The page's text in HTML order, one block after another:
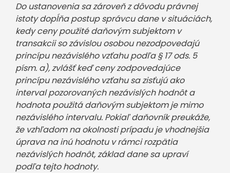
Do ustanovenia sa zároveň z dôvodu právnej
istoty dopĺňa postup správcu dane v situáciách,
kedy ceny použité daňovým subjektom v
transakcii so závislou osobou nezodpovedajú
princípu nezávislého vzťahu podľa § 17 ods. 5
písm. a), zvlášť keď ceny zodpovedajúce
princípu nezávislého vzťahu sa zisťujú ako
interval pozorovaných nezávislých hodnôt a
hodnota použitá daňovým subjektom je mimo
nezávislého intervalu. Pokiaľ daňovník preukáže,
že vzhľadom na okolnosti prípadu je vhodnejšia
úprava na inú hodnotu v rámci rozpätia
nezávislých hodnôt, základ dane sa upraví
podľa tejto hodnoty.